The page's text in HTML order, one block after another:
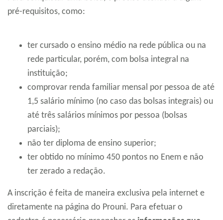
pré-requisitos, como:
ter cursado o ensino médio na rede pública ou na
rede particular, porém, com bolsa integral na
instituição;
comprovar renda familiar mensal por pessoa de até
1,5 salário mínimo (no caso das bolsas integrais) ou
até três salários mínimos por pessoa (bolsas
parciais);
não ter diploma de ensino superior;
ter obtido no mínimo 450 pontos no Enem e não
ter zerado a redação.
A inscrição é feita de maneira exclusiva pela internet e
diretamente na página do Prouni. Para efetuar o